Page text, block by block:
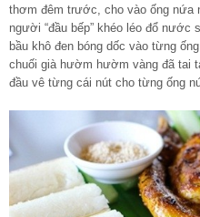
thơm đêm trước, cho vào ống nứa
người “đầu bếp” khéo léo đổ nước
bầu khô đen bóng dốc vào từng
chuối già hườm hườm vàng đã tai
đầu vê từng cái nút cho từng ống